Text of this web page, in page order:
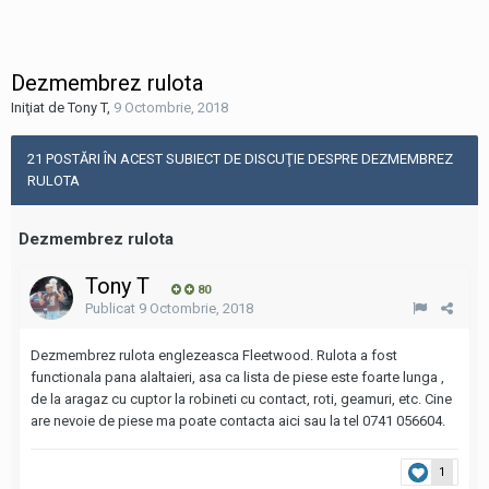
Dezmembrez rulota
Iniţiat de Tony T, 9 Octombrie, 2018
21 POSTĂRI ÎN ACEST SUBIECT DE DISCUŢIE DESPRE DEZMEMBREZ
RULOTA
Dezmembrez rulota
Tony T 80
Publicat 9 Octombrie, 2018
Dezmembrez rulota englezeasca Fleetwood. Rulota a fost
functionala pana alaltaieri, asa ca lista de piese este foarte lunga ,
de la aragaz cu cuptor la robineti cu contact, roti, geamuri, etc. Cine
are nevoie de piese ma poate contacta aici sau la tel 0741 056604.
1